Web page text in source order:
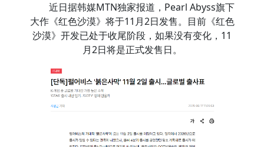
近日据韩媒MTN独家报道，Pearl Abyss旗下
大作《红色沙漠》将于11月2日发售。目前《红色
沙漠》开发已处于收尾阶段，如果没有变化，11
月2日将是正式发售日。